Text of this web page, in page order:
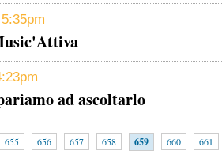
ad ascoltarlo
655 656 657 658 659 660
661